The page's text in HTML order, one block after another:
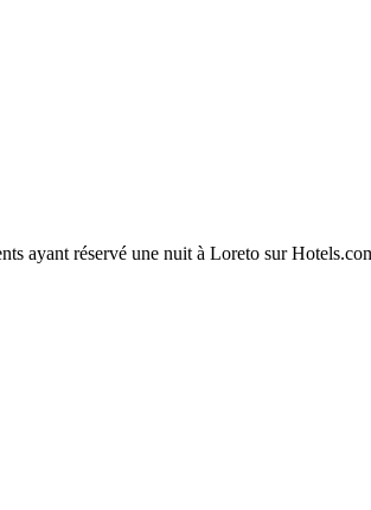
ayant réservé une nuit à Loreto sur